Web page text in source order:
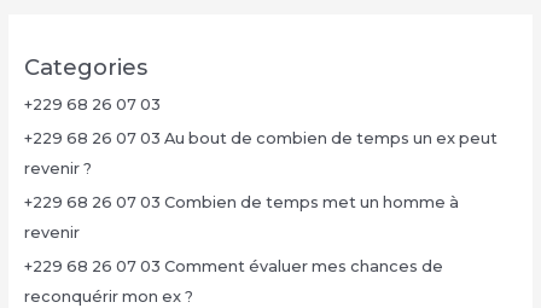
Categories
+229 68 26 07 03
+229 68 26 07 03 Au bout de combien de temps un ex peut
revenir ?
+229 68 26 07 03 Combien de temps met un homme à
revenir
+229 68 26 07 03 Comment évaluer mes chances de
reconquérir mon ex ?